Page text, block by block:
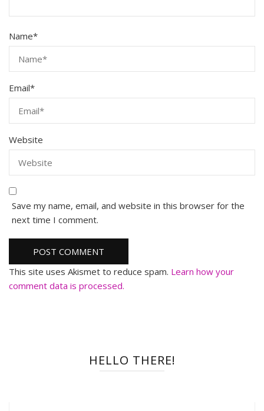
Name*
Email*
Website
Save my name, email, and website in this browser for the
next time I comment.
This site uses Akismet to reduce spam. Learn how your
comment data is processed.
HELLO THERE!